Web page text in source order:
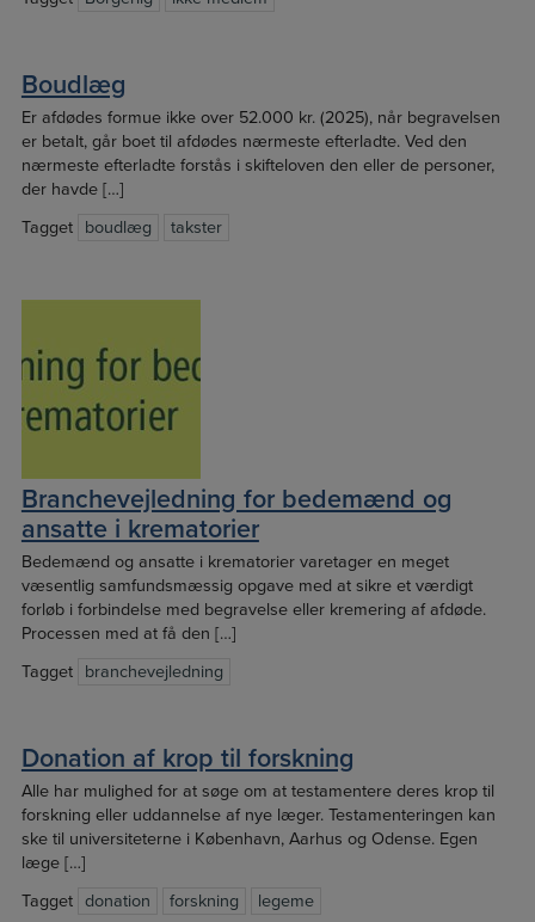
Boudlæg
Er afdødes formue ikke over 52.000 kr. (2025), når begravelsen
er betalt, går boet til afdødes nærmeste efterladte. Ved den
nærmeste efterladte forstås i skifteloven den eller de personer,
der havde […]
Tagget
boudlæg takster
Branchevejledning for bedemænd og
ansatte i krematorier
Bedemænd og ansatte i krematorier varetager en meget
væsentlig samfundsmæssig opgave med at sikre et værdigt
forløb i forbindelse med begravelse eller kremering af afdøde.
Processen med at få den […]
Tagget
branchevejledning
Donation af krop til forskning
Alle har mulighed for at søge om at testamentere deres krop til
forskning eller uddannelse af nye læger. Testamenteringen kan
ske til universiteterne i København, Aarhus og Odense. Egen
læge […]
Tagget donation forskning legeme